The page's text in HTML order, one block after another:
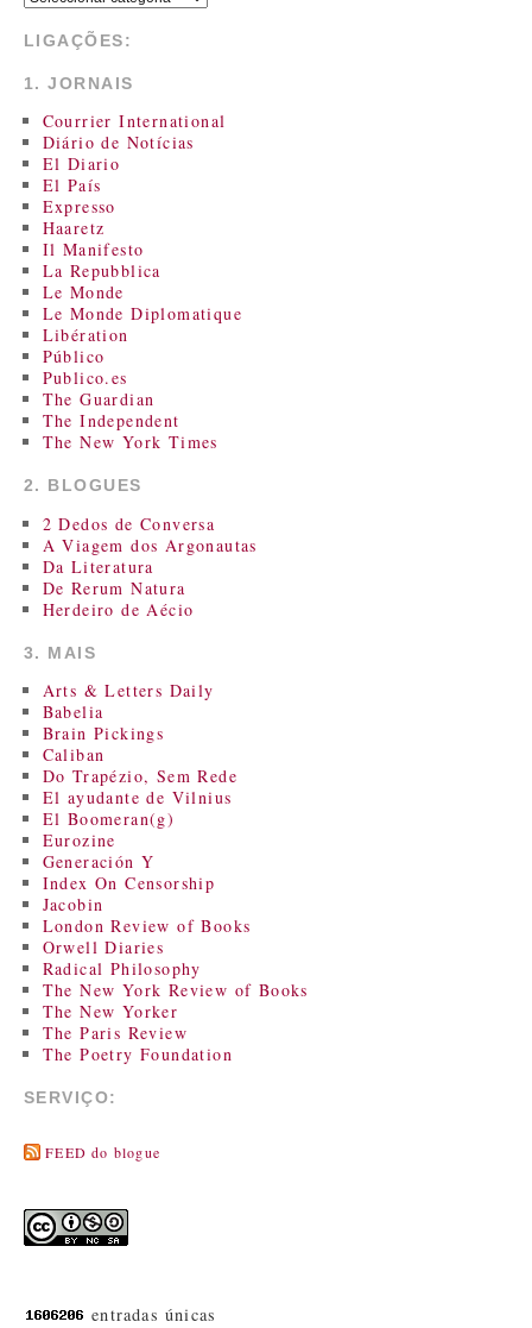
LIGAÇÕES:
1. JORNAIS
Courrier International
Diário de Notícias
El Diario
El País
Expresso
Haaretz
Il Manifesto
La Repubblica
Le Monde
Le Monde Diplomatique
Libération
Público
Publico.es
The Guardian
The Independent
The New York Times
2. BLOGUES
2 Dedos de Conversa
A Viagem dos Argonautas
Da Literatura
De Rerum Natura
Herdeiro de Aécio
3. MAIS
Arts & Letters Daily
Babelia
Brain Pickings
Caliban
Do Trapézio, Sem Rede
El ayudante de Vilnius
El Boomeran(g)
Eurozine
Generación Y
Index On Censorship
Jacobin
London Review of Books
Orwell Diaries
Radical Philosophy
The New York Review of Books
The New Yorker
The Paris Review
The Poetry Foundation
SERVIÇO:
FEED do blogue
entradas únicas